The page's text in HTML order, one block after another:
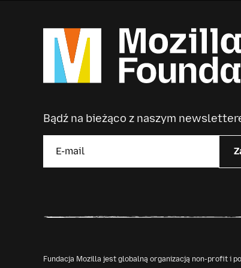
Bądź na bieżąco z naszym
Fundacja Mozilla jest globalną organizacją non-profit i